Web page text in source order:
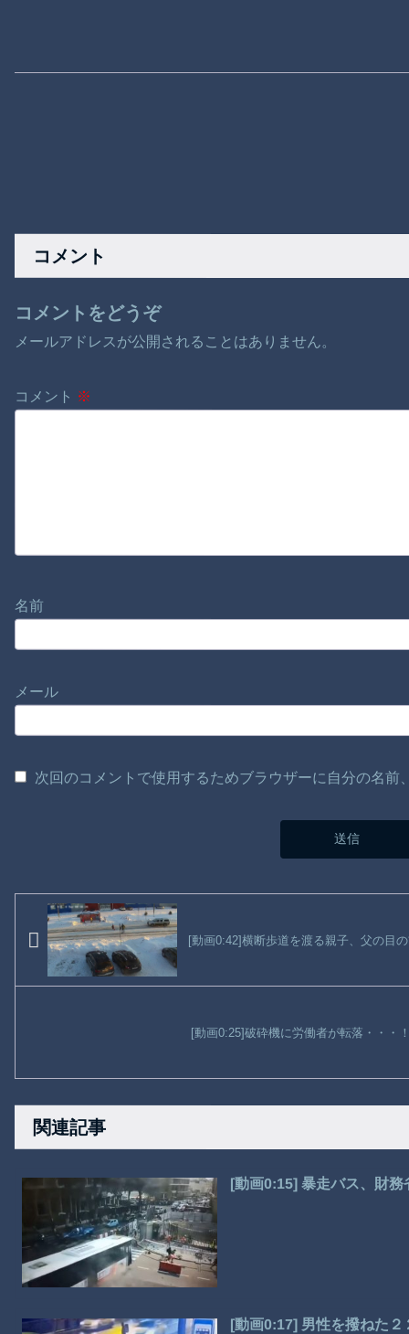
コメント
コメントをどうぞ
メールアドレスが公開されることはありません。
コメント ※
名前
メール
次回のコメントで使用するためブラウザーに自分の名
[動画0:42]横断歩道を渡る親子、父の目
[動画0:25]破砕機に労働者が転落・・・
関連記事
[動画0:15] 暴走バス、財務
[動画0:17] 男性を撥ねた